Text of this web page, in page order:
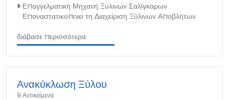
Επαγγελματική Μηχανή Ξύλινων Σαλίγκαρων
Επαναστατικοποιεί τη Διαχείριση Ξύλινων Αποβλήτων
διάβασε περισσότερα
Ανακύκλωση Ξύλου
9 Αντικείμενα